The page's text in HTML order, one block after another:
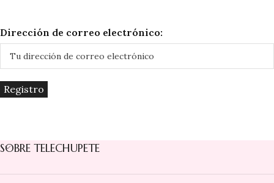
Dirección de correo electrónico:
SOBRE TELECHUPETE